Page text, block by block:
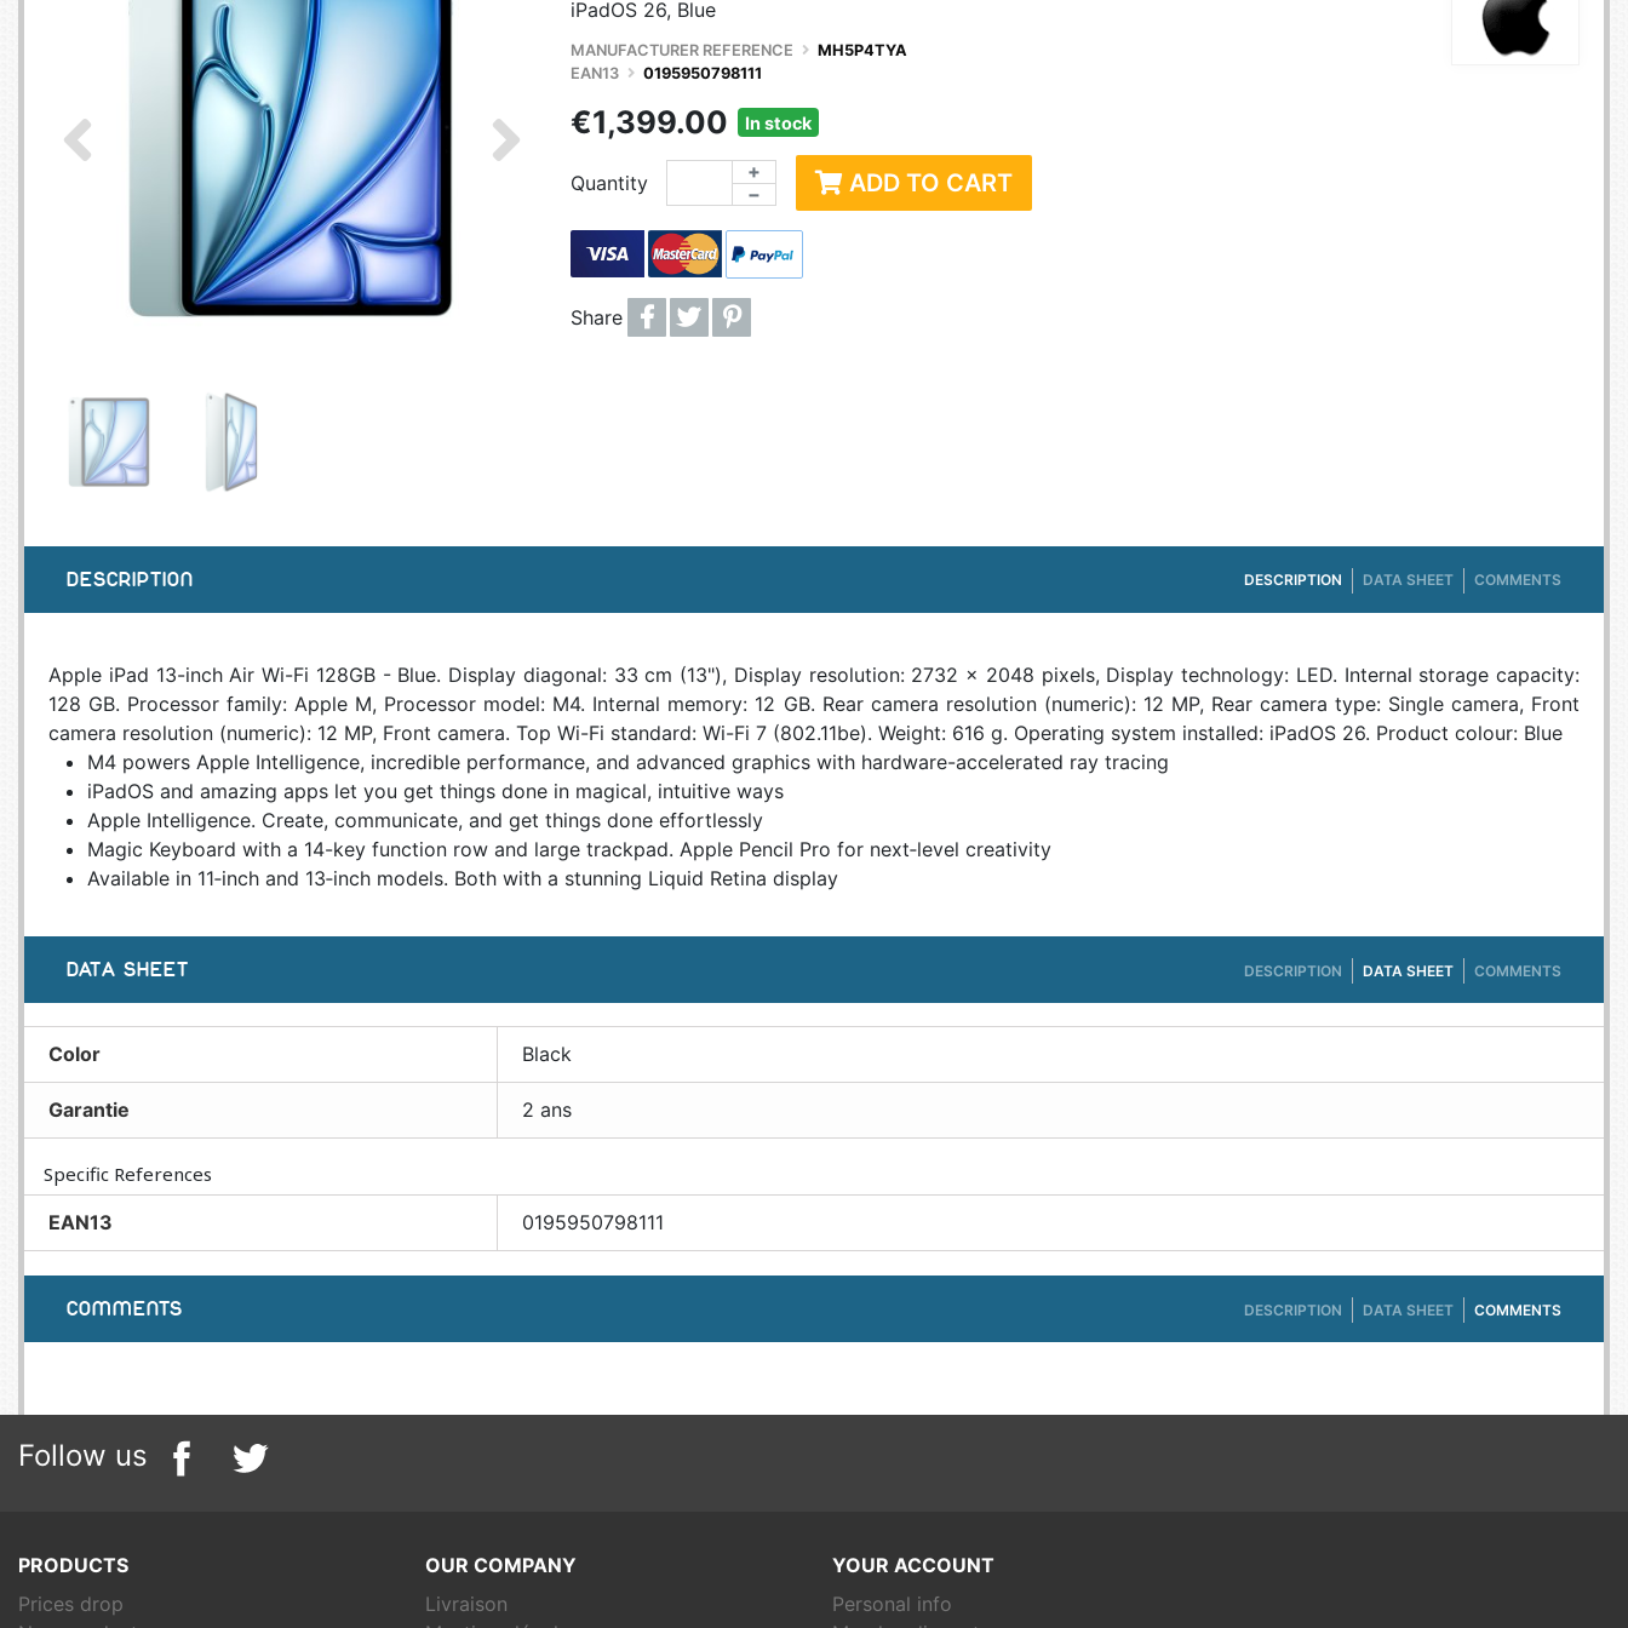
SERVEURS
BAGAGERIE
CONNECTIQUES
CUSTOMISATION PC
MÉMOIRE VIVE
PROCESSEUR
ENCEINTES / HAUTS-PARLEURS
PÉRIPHÉRIQUE DE JEU / MANETTES
WEBCAM
ROUTEUR, WIFI, RÉSEAU
JEUX / JOUETS
iPadOS 26, Blue
MANUFACTURER REFERENCE
MH5P4TYA
EAN13
0195950798111
€1,399.00 In stock
Quantity −
+ ADD TO CART
Share
DESCRIPTION DESCRIPTION DATA SHEET COMMENTS
Apple iPad 13-inch Air Wi-Fi 128GB - Blue. Display diagonal: 33 cm (13"), Display resolution: 2732 x 2048 pixels, Display technology: LED. Internal storage capacity:
128 GB. Processor family: Apple M, Processor model: M4. Internal memory: 12 GB. Rear camera resolution (numeric): 12 MP, Rear camera type: Single camera, Front
camera resolution (numeric): 12 MP, Front camera. Top Wi-Fi standard: Wi-Fi 7 (802.11be). Weight: 616 g. Operating system installed: iPadOS 26. Product colour: Blue
M4 powers Apple Intelligence, incredible performance, and advanced graphics with hardware-accelerated ray tracing
iPadOS and amazing apps let you get things done in magical, intuitive ways
Apple Intelligence. Create, communicate, and get things done effortlessly
Magic Keyboard with a 14-key function row and large trackpad. Apple Pencil Pro for next‑level creativity
Available in 11‑inch and 13‑inch models. Both with a stunning Liquid Retina display
DATA SHEET DESCRIPTION DATA SHEET COMMENTS
Color Black
Garantie 2 ans
Specific References
EAN13
0195950798111
COMMENTS DESCRIPTION DATA SHEET COMMENTS
Follow us
PRODUCTS
Prices drop
OUR COMPANY
Livraison
YOUR ACCOUNT
Personal info